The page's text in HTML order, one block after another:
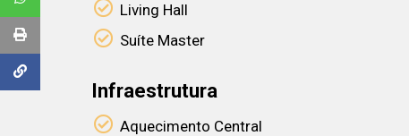
Living Hall
Suíte Master
Infraestrutura
Aquecimento Central